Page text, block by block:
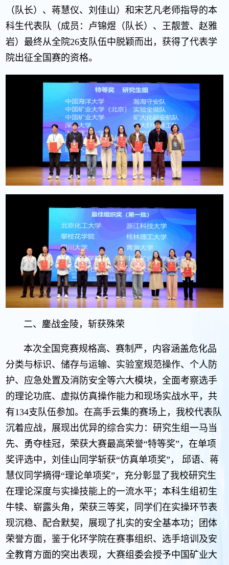
（队长）、蒋慧仪、刘佳山）和宋艺凡老师指导的本
科生代表队（成员：卢锦煜（队长）、王靓萱、赵雅
岩）最终从全院26支队伍中脱颖而出，获得了代表学
院出征全国赛的资格。
二、鏖战金陵，斩获殊荣
本次全国竞赛规格高、赛制严，内容涵盖危化品
分类与标识、储存与运输、实验室规范操作、个人防
护、应急处置及消防安全等六大模块，全面考察选手
的理论功底、虚拟仿真操作能力和现场实战水平，共
有134支队伍参加。在高手云集的赛场上，我校代表队
沉着应战，展现出优异的综合实力：研究生组一马当
先、勇夺桂冠，荣获大赛最高荣誉“特等奖”，在单项
奖评选中，刘佳山同学斩获“仿真单项奖”， 邱语、蒋
慧仪同学摘得“理论单项奖”，充分彰显了我校研究生
在理论深度与实操技能上的一流水平；本科生组初生
牛犊、崭露头角，荣获三等奖，同学们在实操环节表
现沉稳、配合默契，展现了扎实的安全基本功；团体
荣誉方面，鉴于化环学院在赛事组织、选手培训及安
全教育方面的突出表现，大赛组委会授予中国矿业大